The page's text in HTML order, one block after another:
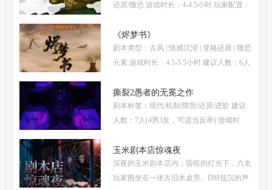
还原/微恐 游戏时长：4-4.5小时 玩家配置：
杀部分体验测评内容，复盘答案仅需2步：
(1)关注微信公
《烬梦书》
剧本类型：古风 | 情感沉浸 | 变格还原 | 微恐
元素 游戏时长：4.5-5.5小时 建议人数：6人
喜爱古风故事、情感细腻、偏好剧情还原的
玩家 《烬梦
撕裂2愚者的无冕之作
剧本标签：现代/机制/阵营/还原/进阶 建议
人数：7人(4男3女，可适当反串) 游戏时
感还原为辅 《撕裂2愚者的无冕之作》玩家
点评关键词： 机制
玉米剧本店惊魂夜
深夜的玉米剧本店内，昏暗的灯光下，六名
玩家围坐在一张古旧木桌旁。DM低沉的声